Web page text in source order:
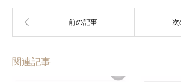
関連記事